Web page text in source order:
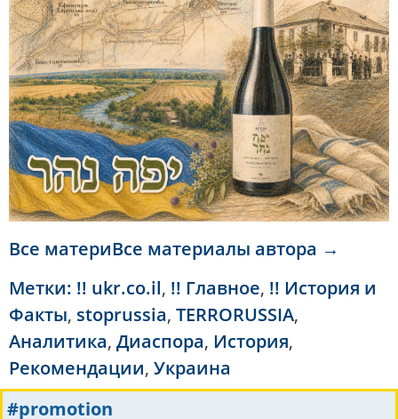
Все материВсе материалы автора →
Метки: !! ukr.co.il, !! Главное, !! История и
Факты, stoprussia, TERRORUSSIA,
Аналитика, Диаспора, История,
Рекомендации, Украина
#promotion